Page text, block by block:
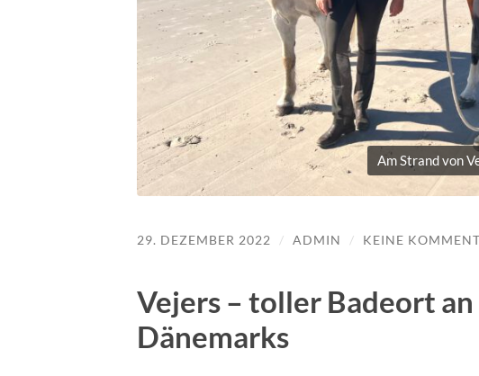
Am Strand von
29. DEZEMBER 2022 / ADMIN / KEINE
Vejers – toller Badeort
Dänemarks